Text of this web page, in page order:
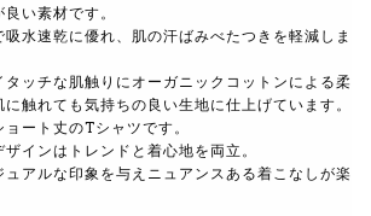
い素材です。
水速乾に優れ、肌の汗ばみべたつきを軽減しま
タッチな肌触りにオーガニックコットンによる柔
触れても気持ちの良い生地に仕上げています。
ート丈のTシャツです。
インはトレンドと着心地を両立。
アルな印象を与えニュアンスある着こなしが楽